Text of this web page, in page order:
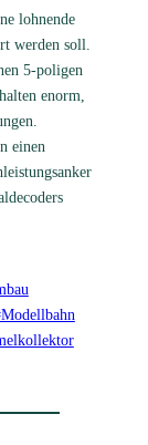
lohnende
werden soll.
5-poligen
enorm,
einen